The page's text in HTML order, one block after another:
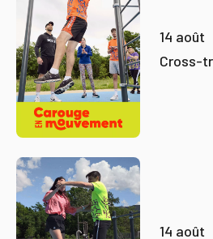
14 août
Cross-
14 août